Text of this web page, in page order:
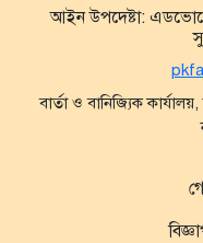
আইন উপদেষ্টা:
বার্তা ও বানিজ্যিক